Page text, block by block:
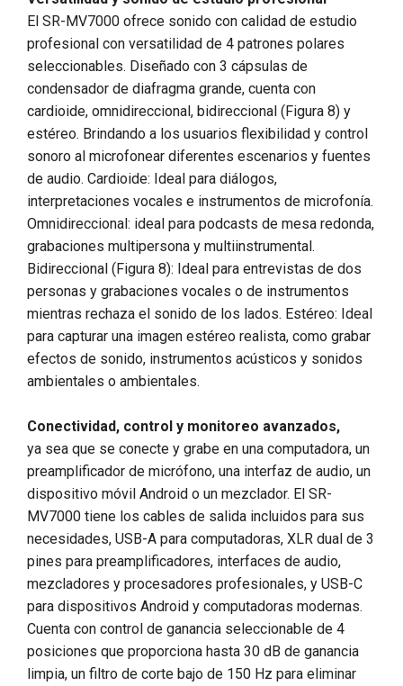
El SR-MV7000 ofrece sonido con calidad de estudio
profesional con versatilidad de 4 patrones polares
seleccionables. Diseñado con 3 cápsulas de
condensador de diafragma grande, cuenta con
cardioide, omnidireccional, bidireccional (Figura 8) y
estéreo. Brindando a los usuarios flexibilidad y control
sonoro al microfonear diferentes escenarios y fuentes
de audio. Cardioide: Ideal para diálogos,
interpretaciones vocales e instrumentos de microfonía.
Omnidireccional: ideal para podcasts de mesa redonda,
grabaciones multipersona y multiinstrumental.
Bidireccional (Figura 8): Ideal para entrevistas de dos
personas y grabaciones vocales o de instrumentos
mientras rechaza el sonido de los lados. Estéreo: Ideal
para capturar una imagen estéreo realista, como grabar
efectos de sonido, instrumentos acústicos y sonidos
ambientales o ambientales.
Conectividad, control y monitoreo avanzados,
ya sea que se conecte y grabe en una computadora, un
preamplificador de micrófono, una interfaz de audio, un
dispositivo móvil Android o un mezclador. El SR-
MV7000 tiene los cables de salida incluidos para sus
necesidades, USB-A para computadoras, XLR dual de 3
pines para preamplificadores, interfaces de audio,
mezcladores y procesadores profesionales, y USB-C
para dispositivos Android y computadoras modernas.
Cuenta con control de ganancia seleccionable de 4
posiciones que proporciona hasta 30 dB de ganancia
limpia, un filtro de corte bajo de 150 Hz para eliminar